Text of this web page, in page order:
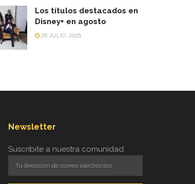
Los títulos destacados en
Disney+ en agosto
28 JULIO, 2026
Newsletter
Suscribite a nuestra comunidad: